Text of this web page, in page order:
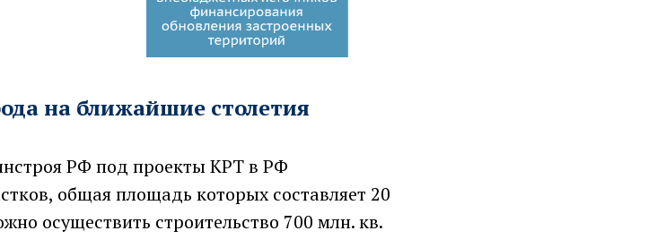
на ближайшие столетия
РФ под проекты КРТ в РФ
общая площадь которых составляет 20
осуществить строительство 700 млн. кв.